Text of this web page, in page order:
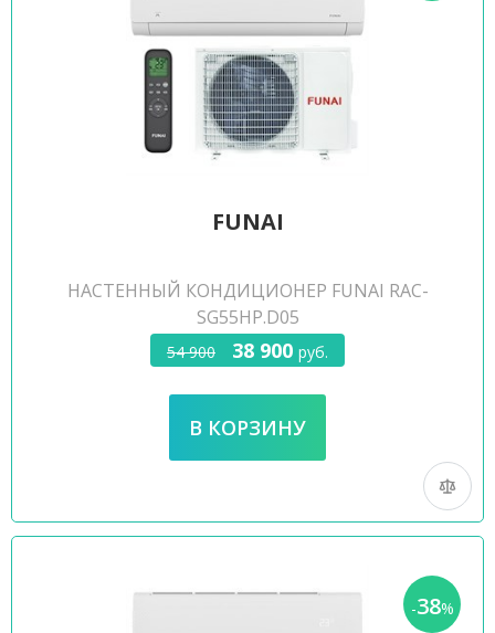
FUNAI
НАСТЕННЫЙ КОНДИЦИОНЕР FUNAI RAC-
SG55HP.D05
54 900 38 900 руб.
-38%